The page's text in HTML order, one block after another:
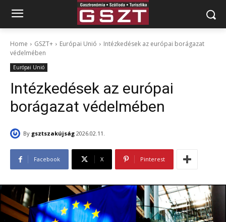
Home GSZT+ Európai Unió
Intézkedések az európai borágazat
védelmében
Európai Unió
Intézkedések az európai
borágazat védelmében
By gsztszakújság 2026.02.11.
Facebook X Pinterest